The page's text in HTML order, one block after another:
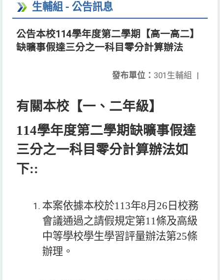
生輔組 - 公告訊息
公告本校114學年度第二學期【高一高二】
缺曠事假達三分之一科目零分計算辦法
發布單位： 301生輔組 |
有關本校【一、二年級】
114學年度第二學期缺曠事假達
三分之一科目零分計算辦法如
下::
本案依據本校於113年8月 26 日校務
會議通過之請假規定第11條及高級
中等學校學生學習評量辦法第25條
辦理。